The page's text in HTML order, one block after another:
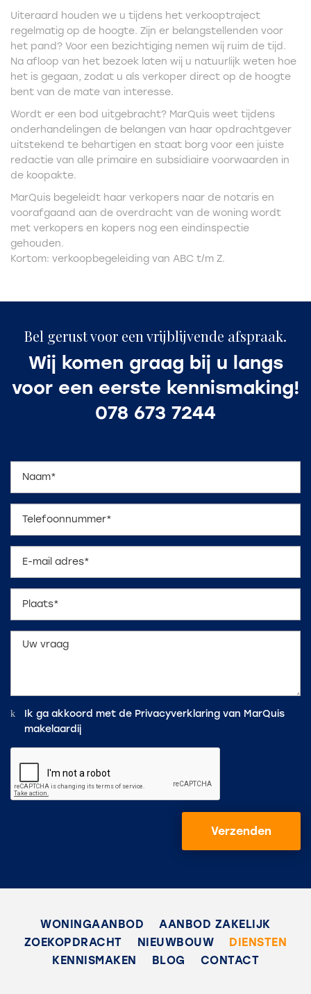
Uiteraard houden we u tijdens het verkooptraject
regelmatig op de hoogte. Zijn er belangstellenden voor
het pand? Voor een bezichtiging nemen wij ruim de tijd.
Na afloop van het bezoek laten wij u natuurlijk weten hoe
het is gegaan, zodat u als verkoper direct op de hoogte
bent van de mate van interesse.
Wordt er een bod uitgebracht? MarQuis weet tijdens
onderhandelingen de belangen van haar opdrachtgever
uitstekend te behartigen en staat borg voor een juiste
redactie van alle primaire en subsidiaire voorwaarden in
de koopakte.
MarQuis begeleidt haar verkopers naar de notaris en
voorafgaand aan de overdracht van de woning wordt
met verkopers en kopers nog een eindinspectie
gehouden.
Kortom: verkoopbegeleiding van ABC t/m Z.
Bel gerust voor een vrijblijvende afspraak.
Wij komen graag bij u langs
voor een eerste kennismaking!
078 673 7244
Ik ga akkoord met de Privacyverklaring van MarQuis
makelaardij
Verzenden
WONINGAANBOD
AANBOD ZAKELIJK
ZOEKOPDRACHT
NIEUWBOUW
DIENSTEN
KENNISMAKEN
BLOG CONTACT